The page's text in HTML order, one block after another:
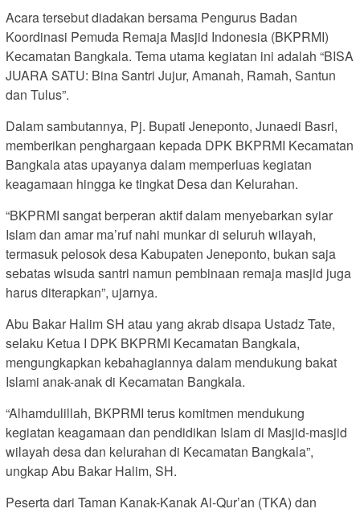
Acara tersebut diadakan bersama Pengurus Badan
Koordinasi Pemuda Remaja Masjid Indonesia (BKPRMI)
Kecamatan Bangkala. Tema utama kegiatan ini adalah “BISA
JUARA SATU: Bina Santri Jujur, Amanah, Ramah, Santun
dan Tulus”.
Dalam sambutannya, Pj. Bupati Jeneponto, Junaedi Basri,
memberikan penghargaan kepada DPK BKPRMI Kecamatan
Bangkala atas upayanya dalam memperluas kegiatan
keagamaan hingga ke tingkat Desa dan Kelurahan.
“BKPRMI sangat berperan aktif dalam menyebarkan syiar
Islam dan amar ma’ruf nahi munkar di seluruh wilayah,
termasuk pelosok desa Kabupaten Jeneponto, bukan saja
sebatas wisuda santri namun pembinaan remaja masjid juga
harus diterapkan”, ujarnya.
Abu Bakar Halim SH atau yang akrab disapa Ustadz Tate,
selaku Ketua I DPK BKPRMI Kecamatan Bangkala,
mengungkapkan kebahagiannya dalam mendukung bakat
Islami anak-anak di Kecamatan Bangkala.
“Alhamdulillah, BKPRMI terus komitmen mendukung
kegiatan keagamaan dan pendidikan Islam di Masjid-masjid
wilayah desa dan kelurahan di Kecamatan Bangkala”,
ungkap Abu Bakar Halim, SH.
Peserta dari Taman Kanak-Kanak Al-Qur’an (TKA) dan